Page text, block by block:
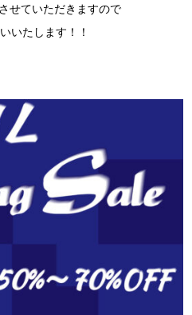
せていただきますので
いたします！！